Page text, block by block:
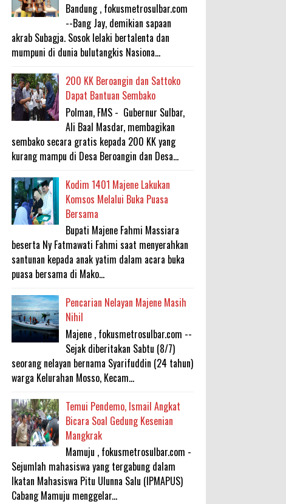
Bandung , fokusmetrosulbar.com
--Bang Jay, demikian sapaan
akrab Subagja. Sosok lelaki bertalenta dan
mumpuni di dunia bulutangkis Nasiona...
200 KK Beroangin dan Sattoko
Dapat Bantuan Sembako
Polman, FMS - Gubernur Sulbar,
Ali Baal Masdar, membagikan
sembako secara gratis kepada 200 KK yang
kurang mampu di Desa Beroangin dan Desa...
Kodim 1401 Majene Lakukan
Komsos Melalui Buka Puasa
Bersama
Bupati Majene Fahmi Massiara
beserta Ny Fatmawati Fahmi saat menyerahkan
santunan kepada anak yatim dalam acara buka
puasa bersama di Mako...
Pencarian Nelayan Majene Masih
Nihil
Majene , fokusmetrosulbar.com --
Sejak diberitakan Sabtu (8/7)
seorang nelayan bernama Syarifuddin (24 tahun)
warga Kelurahan Mosso, Kecam...
Temui Pendemo, Ismail Angkat
Bicara Soal Gedung Kesenian
Mangkrak
Mamuju , fokusmetrosulbar.com -
Sejumlah mahasiswa yang tergabung dalam
Ikatan Mahasiswa Pitu Ulunna Salu (IPMAPUS)
Cabang Mamuju menggelar...